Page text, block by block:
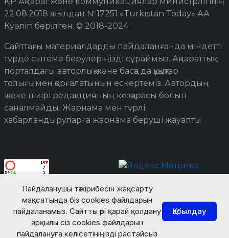
Пайдаланушы тәжірибесін жақсарту
мақсатында біз cookies файлдарын
пайдаланамыз. Сайтты әрі қарай қолдану
арқылы сіз cookies файлдарын
пайдалануға келісетініңізді растайсыз
Қабылдау
22.08.2018 жылдан №17251 «Turkistan Today» АА
Куәлігі берілген. © 2018-2024
Сайттағы материалдарды пайдаланғанда міндетті
түрде сілтеме берулеріңізді сұраймыз. Ақпараттық
порталдағы авторлық және басқа да құқықтар
толығымен қорғалатынын ескертеміз. Автордың
жеке пікірі редакцияның көзқарасы болып
саналмайды. Жарнама мен түрлі
хабарландыруларға жарнама беруші жауапты.
© Turkistan Today. Барлық құқық қорғалған.